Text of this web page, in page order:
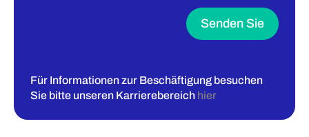
Senden Sie
Für Informationen zur Beschäftigung besuchen
Sie bitte unseren Karrierebereich hier